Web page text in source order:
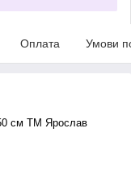
Оплата Умови
см ТМ Ярослав